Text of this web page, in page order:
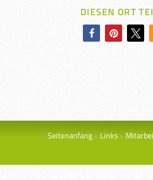
DIESEN ORT
Seitenanfang Links